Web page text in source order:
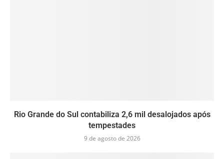
Rio Grande do Sul contabiliza 2,6 mil desalojados após
tempestades
9 de agosto de 2026